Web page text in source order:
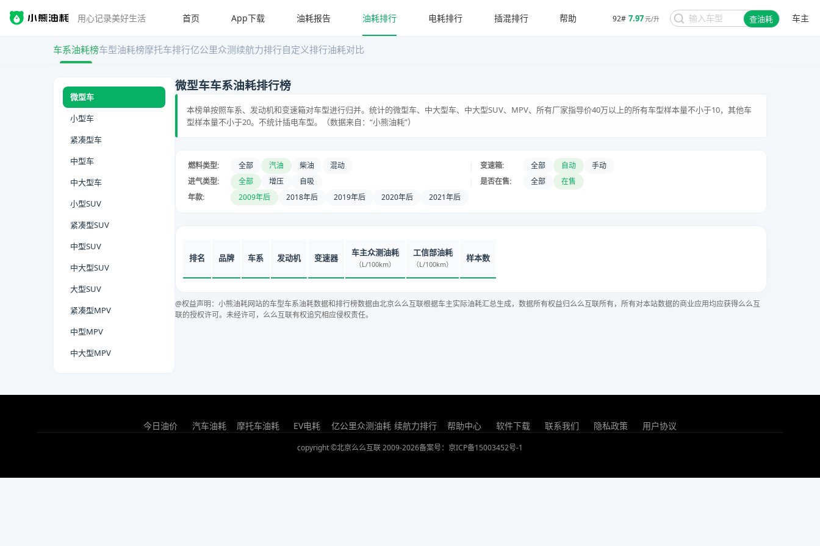
用心记录美好生活 92# 7.97元/升 查油耗 车主
首页 App下载 油耗报告 油耗排行 电耗排行 插混排行 帮助
车系油耗榜车型油耗榜摩托车排行亿公里众测续航力排行自定义排行油耗对比
微型车
小型车
紧凑型车
中型车
中大型车
小型SUV
紧凑型SUV
中型SUV
中大型SUV
大型SUV
紧凑型MPV
中型MPV
中大型MPV
微型车车系油耗排行榜
本榜单按照车系、发动机和变速箱对车型进行归并。统计的微型车、中大型车、中大型SUV、MPV、所有厂家指导价40万以上的所有车型样本量不小于10，其他车
型样本量不小于20。不统计插电车型。（数据来自：“小熊油耗”）
燃料类型: 全部 汽油 柴油 混动 变速箱: 全部 自动
手动
进气类型:
全部 增压 自吸 是否在售: 全部
在售
年款:
2009年后 2018年后 2019年后 2020年后 2021年后
排名 品牌 车系 发动机 变速器 车主众测油耗
（L/100km）
工信部油耗
（L/100km）
样本数
@权益声明：小熊油耗网站的车型车系油耗数据和排行榜数据由北京么么互联根据车主实际油耗汇总生成，数据所有权益归么么互联所有，所有对本站数据的商业应用均应获得么么互
联的授权许可。未经许可，么么互联有权追究相应侵权责任。
今日油价 汽车油耗 摩托车油耗 EV电耗 亿公里众测油耗 续航力排行 帮助中心 软件下载 联系我们 隐私政策 用户协议
copyright ©北京么么互联 2009-2026备案号：京ICP备15003452号-1